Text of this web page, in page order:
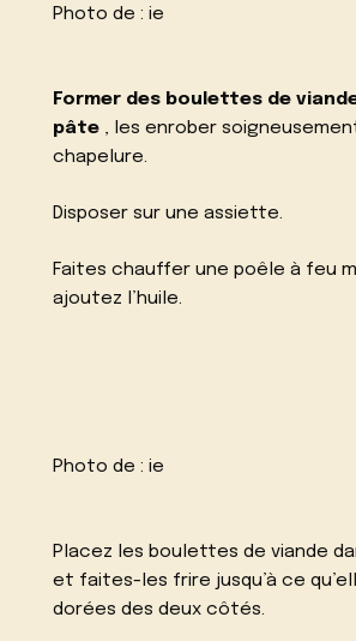
Photo de :ie
Former des boulettes de
pâte , les enrober
chapelure.
Disposer sur une assiette.
Faites chauffer une poêle à feu
ajoutez l’huile.
Photo de :ie
Placez les boulettes de viande
et faites-les frire jusqu’à ce
dorées des deux côtés.